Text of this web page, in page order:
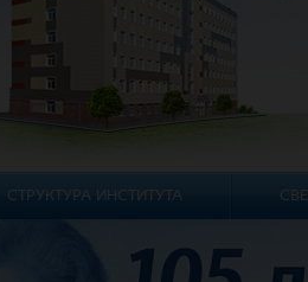
СТРУКТУРА ИНСТИТУТА